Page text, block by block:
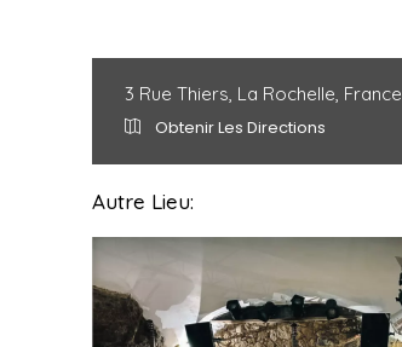
3 Rue Thiers, La Rochelle, France
Obtenir Les Directions
Autre Lieu: